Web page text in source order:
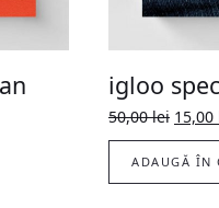
igloo
50,00lei Prețul
inițial
a
fost:
15,00
ADAUGĂ ÎN